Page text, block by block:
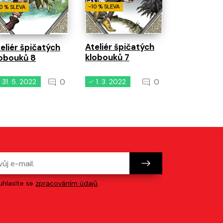
% SLEVA
špičatých
8
31. 5. 2022 0
-10 % SLEVA
Ateliér špičatých
klobouků 7
1. 3. 2022 0
se zpracováním údajů.